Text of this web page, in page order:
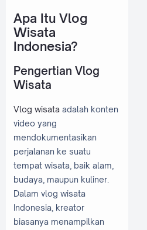
Apa Itu Vlog
Wisata
Indonesia?
Pengertian Vlog
Wisata
Vlog wisata adalah konten
video yang
mendokumentasikan
perjalanan ke suatu
tempat wisata, baik alam,
budaya, maupun kuliner.
Dalam vlog wisata
Indonesia, kreator
biasanya menampilkan